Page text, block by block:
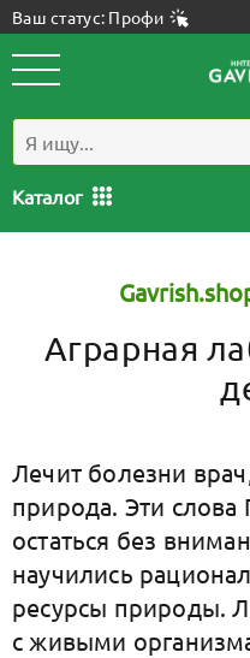
Ваш статус: Профи
Каталог
Аграрная
Лечит болезни
природа. Эти слова
остаться без
научились
ресурсы природы.
с живыми